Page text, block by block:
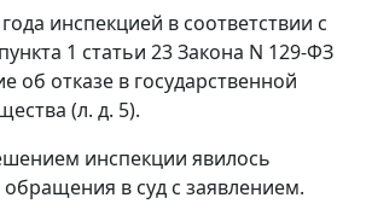
инспекцией в соответствии с
1 статьи 23 Закона N 129-ФЗ
об отказе в государственной
(л. д. 5).
инспекции явилось
в суд с заявлением.